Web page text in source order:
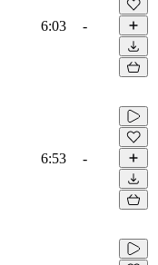
6:03 -
6:53 -